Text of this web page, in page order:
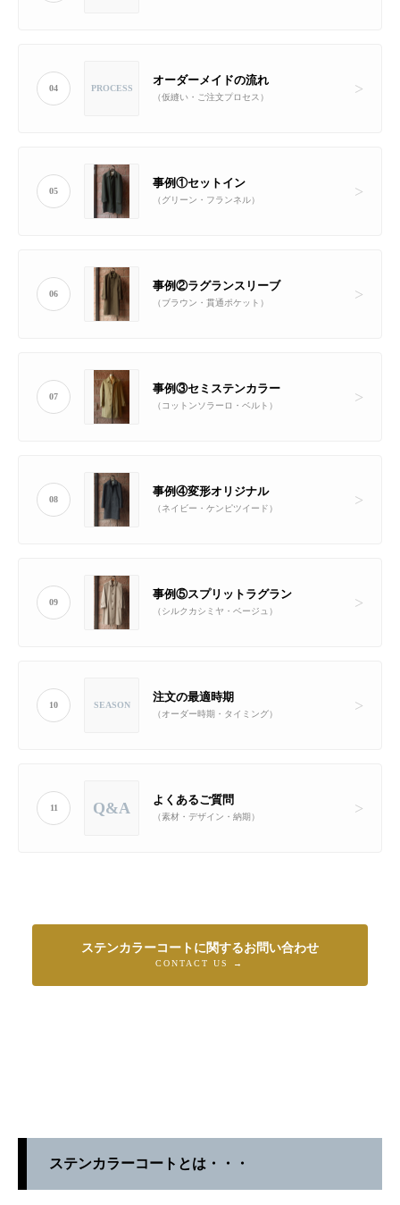
04 PROCESS
オーダーメイドの流れ
（仮縫い・ご注文プロセス）
05
事例①セットイン
（グリーン・フランネル）
06
事例②ラグランスリーブ
（ブラウン・貫通ポケット）
07
事例③セミステンカラー
（コットンソラーロ・ベルト）
08
事例④変形オリジナル
（ネイビー・ケンピツイード）
09
事例⑤スプリットラグラン
（シルクカシミヤ・ベージュ）
10 SEASON
注文の最適時期
（オーダー時期・タイミング）
11 Q&A よくあるご質問
（素材・デザイン・納期）
ステンカラーコートに関するお問い合わせ
CONTACT US →
ステンカラーコートとは・・・